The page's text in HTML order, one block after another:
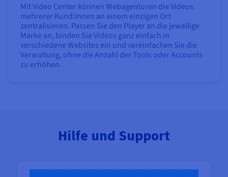
Mit Video Center können Webagenturen die Videos
mehrerer Kund:innen an einem einzigen Ort
zentralisieren. Passen Sie den Player an die jeweilige
Marke an, binden Sie Videos ganz einfach in
verschiedene Websites ein und vereinfachen Sie die
Verwaltung, ohne die Anzahl der Tools oder Accounts
zu erhöhen.
Hilfe und Support